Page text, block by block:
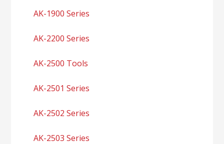
AK-1900 Series
AK-2200 Series
AK-2500 Tools
AK-2501 Series
AK-2502 Series
AK-2503 Series